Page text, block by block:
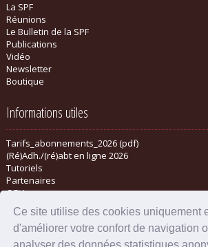
Ce site utilise des cookies uniquement
d'améliorer votre confort de navigation
analyser des données statistiques
La SPF
Réunions
Le Bulletin de la SPF
Publications
Vidéo
Newsletter
Boutique
Informations utiles
Tarifs_abonnements_2026 (pdf)
(Ré)Adh./(ré)abt en ligne 2026
Tutoriels
Partenaires
CGV